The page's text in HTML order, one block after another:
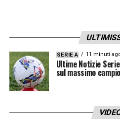
SERIE A 11 minuti
Ultime Notizie
sul massimo